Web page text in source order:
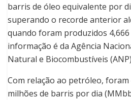
barris de óleo equivalente por
superando o recorde anterior
quando foram produzidos
informação é da Agência
Natural e Biocombustíveis
Com relação ao petróleo, foram
milhões de barris por dia